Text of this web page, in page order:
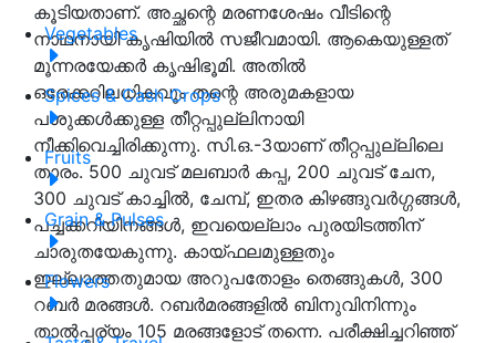
Vegetables
Spices & Cash Crops
Fruits
Grain & Pulses
Flowers
കൂടിയതാണ്. അച്ഛന്റെ മരണശേഷം വീടിന്റെ
നാഥനായി കൃഷിയില്‍ സജീവമായി. ആകെയുള്ളത്
മൂന്നരയേക്കര്‍ കൃഷിഭൂമി. അതില്‍
ഒരേക്കറിലധികവും തന്റെ അരുമകളായ
പശുക്കള്‍ക്കുള്ള തീറ്റപ്പുല്ലിനായി
നീക്കിവെച്ചിരിക്കുന്നു. സി.ഒ.-3യാണ് തീറ്റപ്പുല്ലിലെ
താരം. 500 ചുവട് മലബാര്‍ കപ്പ, 200 ചുവട് ചേന,
300 ചുവട് കാച്ചില്‍, ചേമ്പ്, ഇതര കിഴങ്ങുവര്‍ഗ്ഗങ്ങള്‍,
പച്ചക്കറിയിനങ്ങള്‍, ഇവയെല്ലാം പുരയിടത്തിന്
ചാരുതയേകുന്നു. കായ്ഫലമുള്ളതും
ഇല്ലാത്തതുമായ അറുപതോളം തെങ്ങുകള്‍, 300
റബര്‍ മരങ്ങള്‍. റബര്‍മരങ്ങളില്‍ ബിനുവിനിന്നും
താല്‍പ്പര്യം 105 മരങ്ങളോട് തന്നെ. പരീക്ഷിച്ചറിഞ്ഞ്